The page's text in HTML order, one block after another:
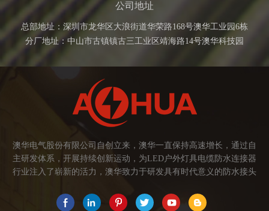
公司地址
总部地址：深圳市龙华区大浪街道华荣路168号澳华工业园6栋
分厂地址：中山市古镇镇古三工业区靖海路14号澳华科技园
澳华电气股份有限公司自创立来，澳华一直保持高速增长，通过自
主研发体系，开展持续创新运动，为LED户外灯具电缆防水连接器
行业注入了崭新的活力，澳华致力于研发具有时代意义的防水接头
物生长灯、高铁动车、养殖畜牧、水族设备、发热瓷砖、船舶、油